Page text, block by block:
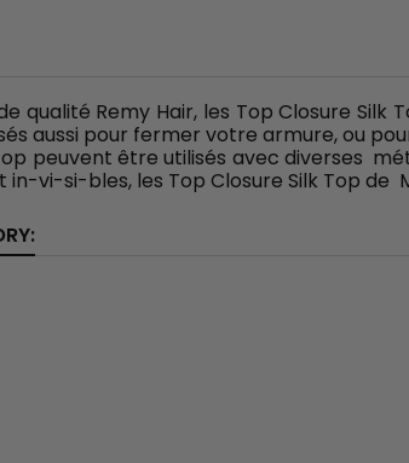
qualité Remy Hair, les Top Closure
aussi pour fermer votre armure, ou
peuvent être utilisés avec diverses
vi-si-bles, les Top Closure Silk Top de